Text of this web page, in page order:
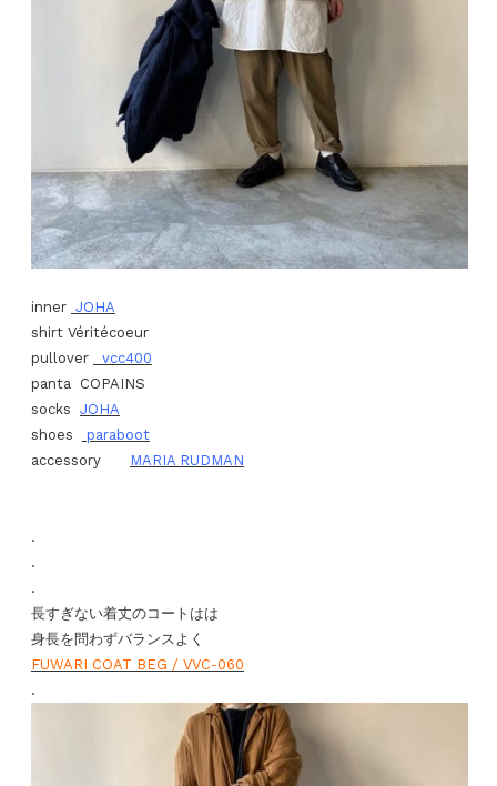
inner JOHA
shirt Véritécoeur
pullover
vcc400
panta COPAINS
socks JOHA
shoes
paraboot
accessory
MARIA RUDMAN
.
.
.
長すぎない着丈のコートはは
身長を問わずバランスよく
FUWARI COAT BEG / VVC-060
.